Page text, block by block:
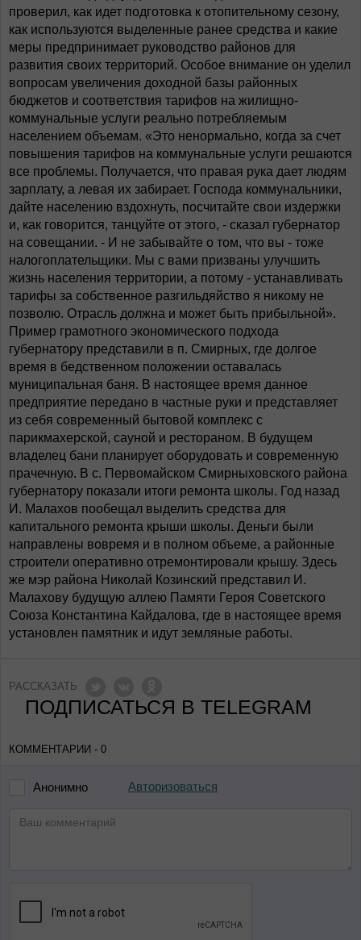
проверил, как идет подготовка к отопительному сезону,
как используются выделенные ранее средства и какие
меры предпринимает руководство районов для
развития своих территорий. Особое внимание он уделил
вопросам увеличения доходной базы районных
бюджетов и соответствия тарифов на жилищно-
коммунальные услуги реально потребляемым
населением объемам. «Это ненормально, когда за счет
повышения тарифов на коммунальные услуги решаются
все проблемы. Получается, что правая рука дает людям
зарплату, а левая их забирает. Господа коммунальники,
дайте населению вздохнуть, посчитайте свои издержки
и, как говорится, танцуйте от этого, - сказал губернатор
на совещании. - И не забывайте о том, что вы - тоже
налогоплательщики. Мы с вами призваны улучшить
жизнь населения территории, а потому - устанавливать
тарифы за собственное разгильдяйство я никому не
позволю. Отрасль должна и может быть прибыльной».
Пример грамотного экономического подхода
губернатору представили в п. Смирных, где долгое
время в бедственном положении оставалась
муниципальная баня. В настоящее время данное
предприятие передано в частные руки и представляет
из себя современный бытовой комплекс с
парикмахерской, сауной и рестораном. В будущем
владелец бани планирует оборудовать и современную
прачечную. В с. Первомайском Смирныховского района
губернатору показали итоги ремонта школы. Год назад
И. Малахов пообещал выделить средства для
капитального ремонта крыши школы. Деньги были
направлены вовремя и в полном объеме, а районные
строители оперативно отремонтировали крышу. Здесь
же мэр района Николай Козинский представил И.
Малахову будущую аллею Памяти Героя Советского
Союза Константина Кайдалова, где в настоящее время
установлен памятник и идут земляные работы.
РАССКАЗАТЬ
ПОДПИСАТЬСЯ В TELEGRAM
КОММЕНТАРИИ - 0
Анонимно Авторизоваться